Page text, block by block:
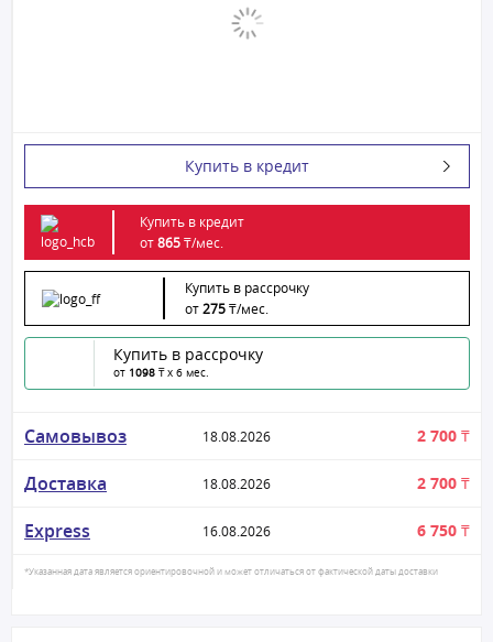
Купить в кредит
Купить в кредит
от865₸/мес.
Купить в рассрочку
от275₸/мес.
Купить в рассрочку
от 1098 ₸ x 6 мес.
Самовывоз 18.08.2026 2 700 ₸
Доставка 18.08.2026 2 700 ₸
Express 16.08.2026 6 750 ₸
*Указанная дата является ориентировочной и может отличаться от фактической даты доставки